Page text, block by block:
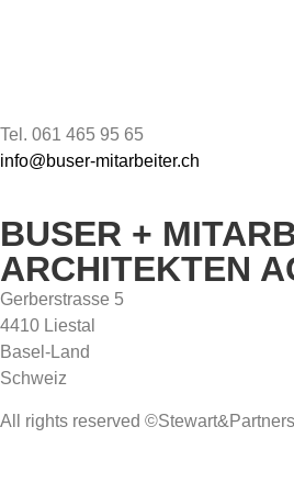
Tel. 061 465 95 65
info@buser-mitarbeiter.ch
BUSER +
ARCHITEKTEN
Gerberstrasse 5
4410 Liestal
Basel-Land
Schweiz
All rights reserved ©Stewart&Partners